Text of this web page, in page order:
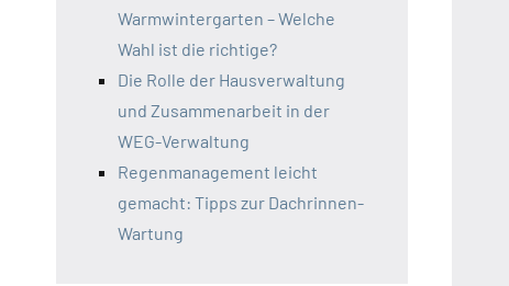
Warmwintergarten – Welche
Wahl ist die richtige?
Die Rolle der Hausverwaltung
und Zusammenarbeit in der
WEG-Verwaltung
Regenmanagement leicht
gemacht: Tipps zur Dachrinnen-
Wartung